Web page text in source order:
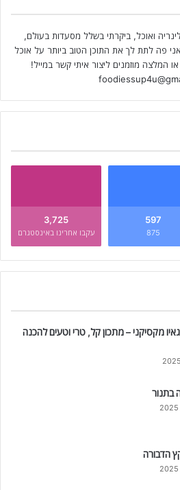
ואוכל, ביקרתי בשלל מסעדות בעולם,
פה לתת לך את התוכן הטוב ביותר על אוכל
המלצה מוזמנים ליצור איתי קשר במייל!
597
875
3,725
עקבו אחרינו באינסטגרם
מקסיקני – מתכון קל, טרי וטעים להכנה
בתנור
הדבורה